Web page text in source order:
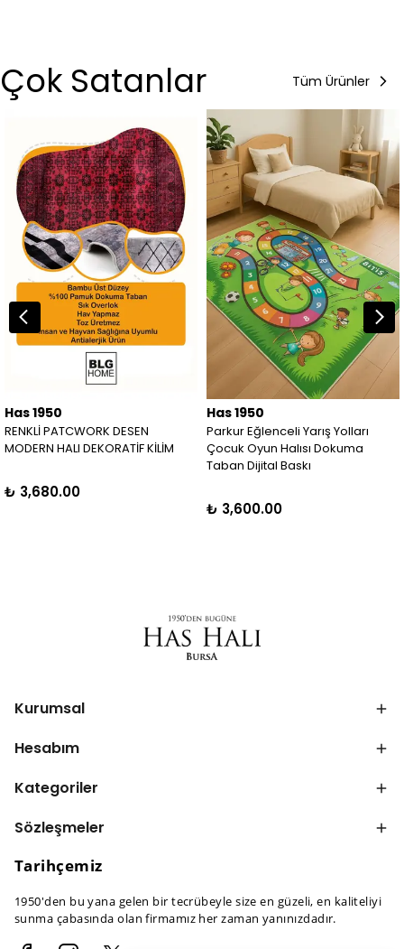
Çok Satanlar Tüm Ürünler
Has 1950
RENKLİ PATCWORK DESEN
MODERN HALI DEKORATİF KİLİM
₺ 3,680.00
Has 1950
Parkur Eğlenceli Yarış Yolları
Çocuk Oyun Halısı Dokuma
Taban Dijital Baskı
₺ 3,600.00
Kurumsal
Hesabım
Kategoriler
Sözleşmeler
Tarihçemiz
1950'den bu yana gelen bir tecrübeyle size en güzeli, en kaliteliyi
sunma çabasında olan firmamız her zaman yanınızdadır.